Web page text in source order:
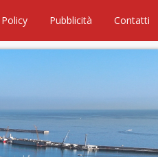
Policy Pubblicità Contatti